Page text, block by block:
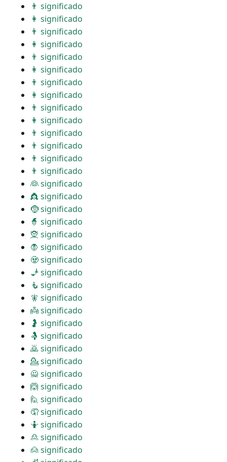
👨 significado
👩 significado
👨 significado
👩 significado
👨 significado
👩 significado
👨 significado
👩 significado
👨 significado
👩 significado
👨 significado
👨 significado
👨 significado
👨 significado
👰 significado
👸 significado
🤶 significado
🧙 significado
🧝 significado
🧛 significado
🧟 significado
🧞 significado
🧜 significado
🧚 significado
👼 significado
🤰 significado
🤱 significado
🙇 significado
💁 significado
🙅 significado
🙆 significado
🙋 significado
🤦 significado
🤷 significado
🙎 significado
🙍 significado